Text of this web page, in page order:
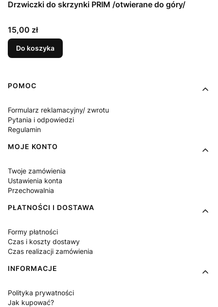
Drzwiczki do skrzynki PRIM /otwierane do góry/
Cena
15,00 zł
Do koszyka
Linki w stopce
POMOC
Formularz reklamacyjny/ zwrotu
Pytania i odpowiedzi
Regulamin
MOJE KONTO
Twoje zamówienia
Ustawienia konta
Przechowalnia
PŁATNOŚCI I DOSTAWA
Formy płatności
Czas i koszty dostawy
Czas realizacji zamówienia
INFORMACJE
Polityka prywatności
Jak kupować?